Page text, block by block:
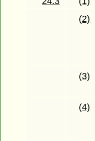
(2)
(3)
(4)